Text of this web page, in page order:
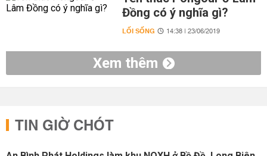
Đồng có ý nghĩa gì?
LỐI SỐNG 14:38 | 23/06/2019
Xem thêm
TIN GIỜ CHÓT